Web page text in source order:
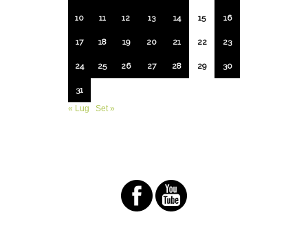
10 11 12 13 14 15 16
17 18 19 20 21 22 23
24 25 26 27 28 29 30
31
« Lug
Set »